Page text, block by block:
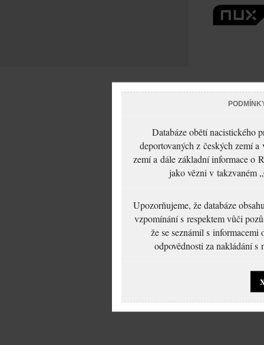
Databáze obětí nacistického
deportovaných z českých zemí
zemí a dále základní informace o
jako vězni v takzvaném
Upozorňujeme, že databáze
vzpomínání s respektem vůči
že se seznámil s
odpovědnosti za nakládání